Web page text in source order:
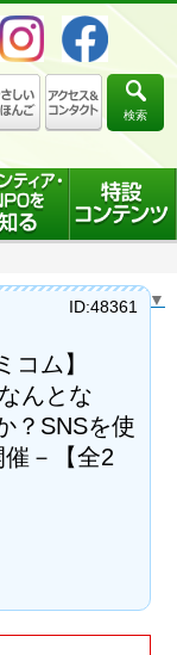
検索
Select Language ▼
ム】
んとな
？SNSを使
－【全2
ID:48361